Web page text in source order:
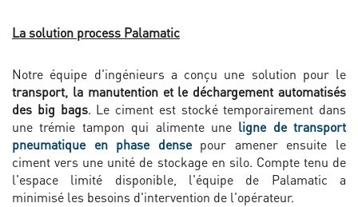
La solution process Palamatic
Notre équipe d'ingénieurs a conçu une solution pour le
transport, la manutention et le déchargement automatisés
des big bags. Le ciment est stocké temporairement dans
une trémie tampon qui alimente une ligne de transport
pneumatique en phase densepour amener ensuite le
ciment vers une unité de stockage en silo. Compte tenu de
l'espace limité disponible, l'équipe de Palamatic a
minimisé les besoins d'intervention de l'opérateur.